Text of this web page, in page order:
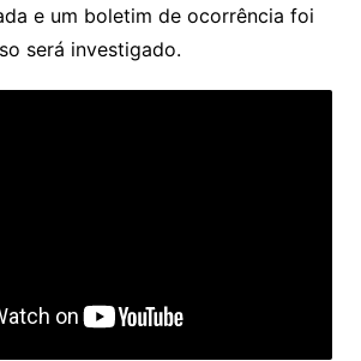
e um boletim de ocorrência foi
será investigado.